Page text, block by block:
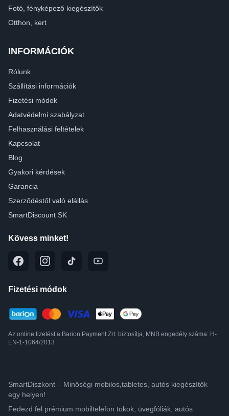
Fotó, fényképező kiegészítők
Otthon, kert
INFORMÁCIÓK
Rólunk
Szállítási információk
Fizetési módok
Adatvédelmi szabályzat
Felhasználási feltételek
Kapcsolat
Blog
Gyakori kérdések
Garancia
Szerződéstől való elállás
SmartDiscount SK
Kövess minket!
Fizetési módok
Az online fizetést a Barion Payment Zrt. biztosítja, MNB engedély száma: H-
EN-1-1064/2013
SmartDiszkont – Minőségi mobilos,tabletes, autós kiegészítők
egy helyen!
Fedezd fel prémium mobiltelefon tokok, üvegfóliák, autós